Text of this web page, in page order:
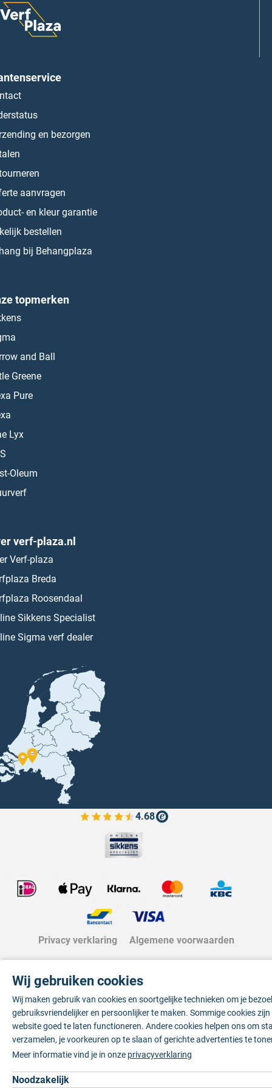
en bezorgen
aanvragen
en kleur garantie
bestellen
bij Behangplaza
topmerken
and Ball
Greene
Pure
Lyx
Oleum
verf-plaza.nl
Verf-plaza
Breda
Roosendaal
Sikkens Specialist
Sigma verf dealer
4.68
Bekijk de verfplaza beoordelingen
Privacy verklaring Algemene voorwaarden
Wij gebruiken cookies
Wij maken gebruik van cookies en soortgelijke technieken om je
gebruiksvriendelijker en persoonlijker te maken. Sommige cookies
website goed te laten functioneren. Andere cookies helpen ons om
verzamelen, je voorkeuren op te slaan of gerichte advertenties te
Meer informatie vind je in onze privacyverklaring
Noodzakelijk